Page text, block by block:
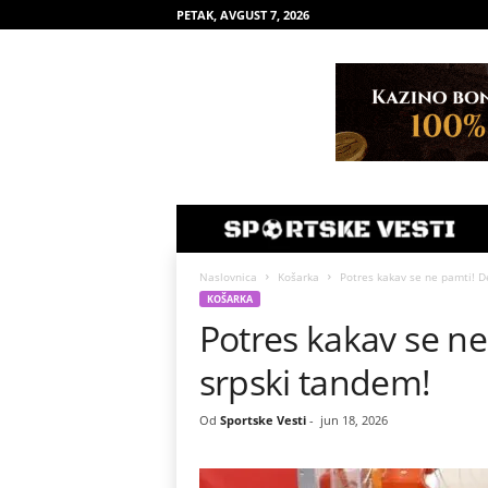
PETAK, AVGUST 7, 2026
Naslovnica Košarka Potres kakav se ne pamti!
KOŠARKA
Potres kakav se
srpski tandem!
Od Sportske Vesti- jun 18, 2026